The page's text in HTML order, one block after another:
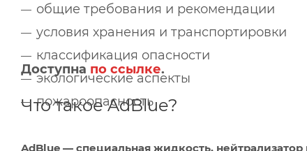
общие требования и рекомендации
условия хранения и транспортировки
классификация опасности
экологические аспекты
пожароопасность
Доступна по ссылке.
Что такое AdBlue?
AdBlue — специальная жидкость, нейтрализатор